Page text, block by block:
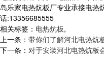
岛乐家电热炕板厂专业承接电热
话:13356685555
相关标签： 电热炕板,
上一条： 带你们了解河北电热炕
下一条： 对于安装河北电热炕板